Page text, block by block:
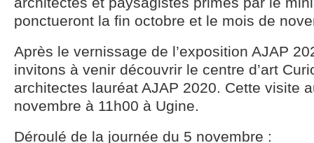
ponctueront la fin octobre et le mois de
Après le vernissage de l’exposition AJAP
invitons à venir découvrir le centre d’art
architectes lauréat AJAP 2020. Cette visite
novembre à 11h00 à Ugine.
Déroulé de la journée du 5 novembre :